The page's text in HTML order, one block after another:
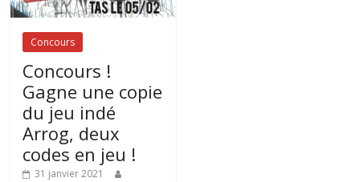
Concours
Concours !
Gagne une copie
du jeu indé
Arrog, deux
codes en jeu !
31 janvier 2021